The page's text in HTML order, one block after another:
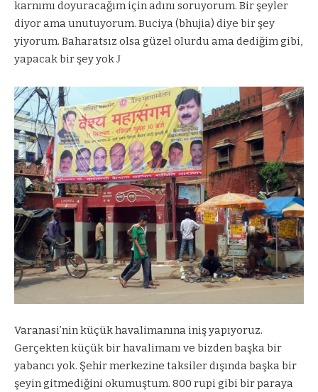
karnımı doyuracağım için adını soruyorum. Bir şeyler
diyor ama unutuyorum. Buciya (bhujia) diye bir şey
yiyorum. Baharatsız olsa güzel olurdu ama dediğim gibi,
yapacak bir şey yokJ
Varanasi’nin küçük havalimanına iniş yapıyoruz.
Gerçekten küçük bir havalimanı ve bizden başka bir
yabancı yok. Şehir merkezine taksiler dışında başka bir
şeyin gitmediğini okumuştum. 800 rupi gibi bir paraya